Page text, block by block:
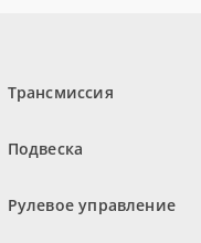
Трансмиссия
Подвеска
Рулевое управление